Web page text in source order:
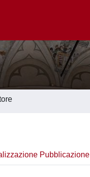
Pubblicazione